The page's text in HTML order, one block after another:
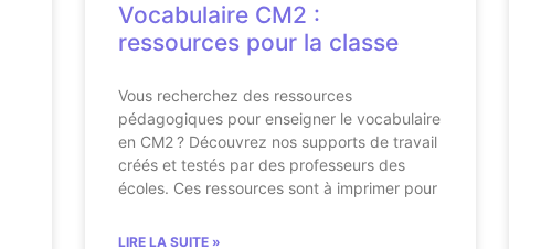
Vocabulaire CM2 :
ressources pour la classe
Vous recherchez des ressources
pédagogiques pour enseigner le vocabulaire
en CM2 ? Découvrez nos supports de travail
créés et testés par des professeurs des
écoles. Ces ressources sont à imprimer pour
LIRE LA SUITE »